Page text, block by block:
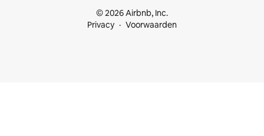
© 2026 Airbnb, Inc.
Privacy
Voorwaarden